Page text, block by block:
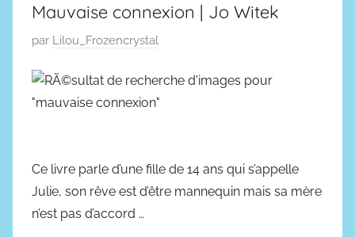
t
a
t
i
e
Mauvaise connexion | Jo Witek
P
b
l
l
e
par Lilou_Frozencrystal
Ce livre parle d’une fille de 14 ans qui s’appelle
Julie, son rêve est d’être mannequin mais sa mère
n’est pas d’accord …